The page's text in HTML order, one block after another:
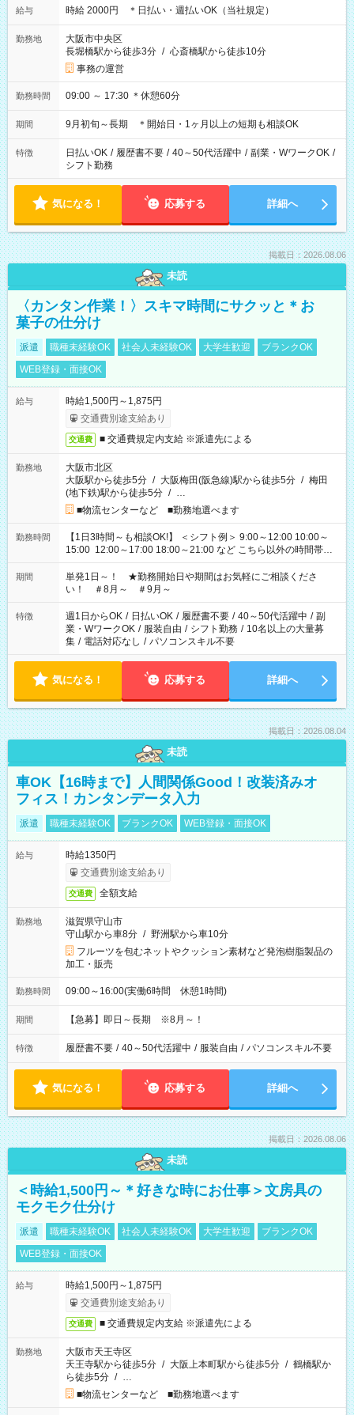
給与 時給 2000円 ＊日払い・週払いOK（当社規定）
勤務地
大阪市中央区
長堀橋駅から徒歩3分 / 心斎橋駅から徒歩10分
事務の運営
勤務時間 09:00 ～ 17:30 ＊休憩60分
期間 9月初旬～長期 ＊開始日・1ヶ月以上の短期も相談OK
特徴 日払いOK / 履歴書不要 / 40～50代活躍中 / 副業・WワークOK /
シフト勤務
気になる！ 応募する 詳細へ
掲載日：2026.08.06
未読
〈カンタン作業！〉スキマ時間にサクッと＊お
菓子の仕分け
派遣 職種未経験OK 社会人未経験OK 大学生歓迎
ブランクOK
WEB登録・面接OK
給与
時給1,500円～1,875円
交通費別途支給あり
交通費 ■ 交通費規定内支給 ※派遣先による
勤務地
大阪市北区
大阪駅から徒歩5分 / 大阪梅田(阪急線)駅から徒歩5分 / 梅田
(地下鉄)駅から徒歩5分 / …
■物流センターなど ■勤務地選べます
勤務時間
【1日3時間～も相談OK!】 ＜シフト例＞ 9:00～12:00 10:00～
15:00 12:00～17:00 18:00～21:00 など こちら以外の時間帯も
お気軽にご相談ください！
期間
単発1日～！ ★勤務開始日や期間はお気軽にご相談くださ
い！ ＃8月～ ＃9月～
特徴 週1日からOK / 日払いOK / 履歴書不要 / 40～50代活躍中 / 副
業・WワークOK / 服装自由 / シフト勤務 / 10名以上の大量募
集 / 電話対応なし / パソコンスキル不要
気になる！ 応募する 詳細へ
掲載日：2026.08.04
未読
車OK【16時まで】人間関係Good！改装済みオ
フィス！カンタンデータ入力
派遣 職種未経験OK ブランクOK WEB登録・面接OK
給与
時給1350円
交通費別途支給あり
交通費 全額支給
勤務地
滋賀県守山市
守山駅から車8分 / 野洲駅から車10分
フルーツを包むネットやクッション素材など発泡樹脂製品の
加工・販売
勤務時間 09:00～16:00(実働6時間 休憩1時間)
期間 【急募】即日～長期 ※8月～！
特徴 履歴書不要 / 40～50代活躍中 / 服装自由 / パソコンスキル不要
気になる！ 応募する 詳細へ
掲載日：2026.08.06
未読
＜時給1,500円～＊好きな時にお仕事＞文房具の
モクモク仕分け
派遣 職種未経験OK 社会人未経験OK 大学生歓迎
ブランクOK
WEB登録・面接OK
給与
時給1,500円～1,875円
交通費別途支給あり
交通費 ■ 交通費規定内支給 ※派遣先による
勤務地
大阪市天王寺区
天王寺駅から徒歩5分 / 大阪上本町駅から徒歩5分 / 鶴橋駅か
ら徒歩5分 / …
■物流センターなど ■勤務地選べます